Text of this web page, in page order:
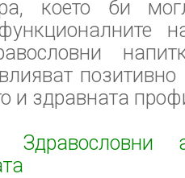
което би
и здравната
Здравословни